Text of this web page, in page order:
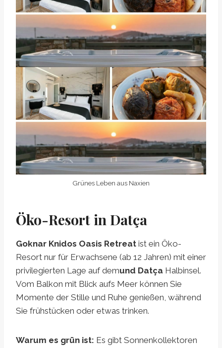
Grünes Leben aus Naxien
Öko-Resort in Datça
Goknar Knidos Oasis Retreat ist ein Öko-
Resort nur für Erwachsene (ab 12 Jahren) mit einer
privilegierten Lage auf demund Datça Halbinsel.
Vom Balkon mit Blick aufs Meer können Sie
Momente der Stille und Ruhe genießen, während
Sie frühstücken oder etwas trinken.
Warum es grün ist: Es gibt Sonnenkollektoren